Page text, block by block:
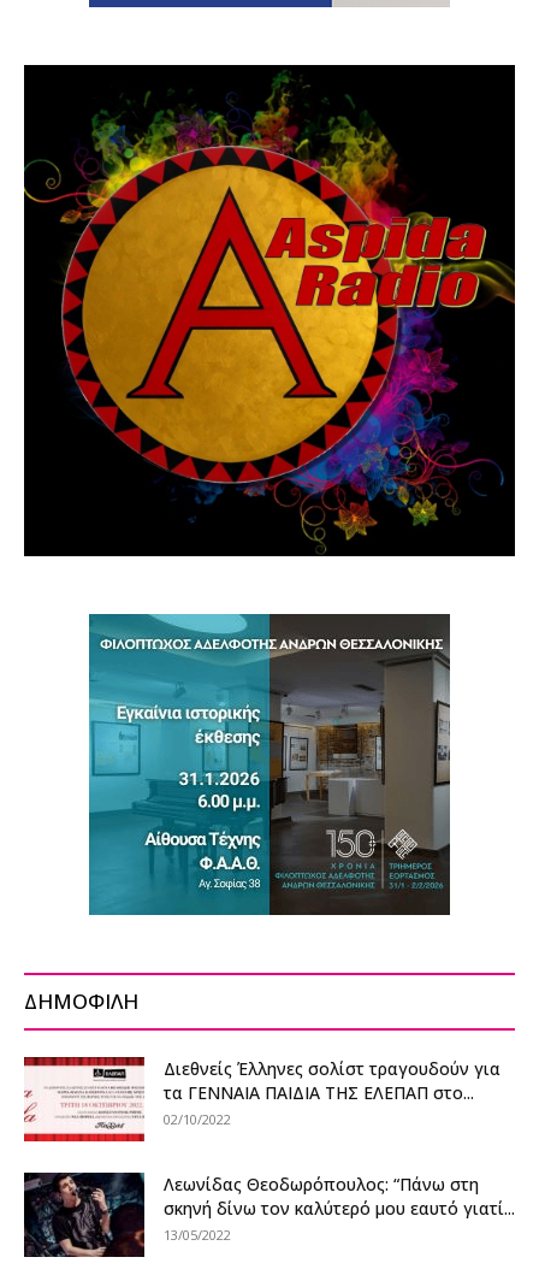
ΔΗΜΟΦΙΛΗ
Διεθνείς Έλληνες σολίστ τραγουδούν για
τα ΓΕΝΝΑΙΑ ΠΑΙΔΙΑ ΤΗΣ ΕΛΕΠΑΠ στο...
02/10/2022
Λεωνίδας Θεοδωρόπουλος: “Πάνω στη
σκηνή δίνω τον καλύτερό μου εαυτό γιατί...
13/05/2022